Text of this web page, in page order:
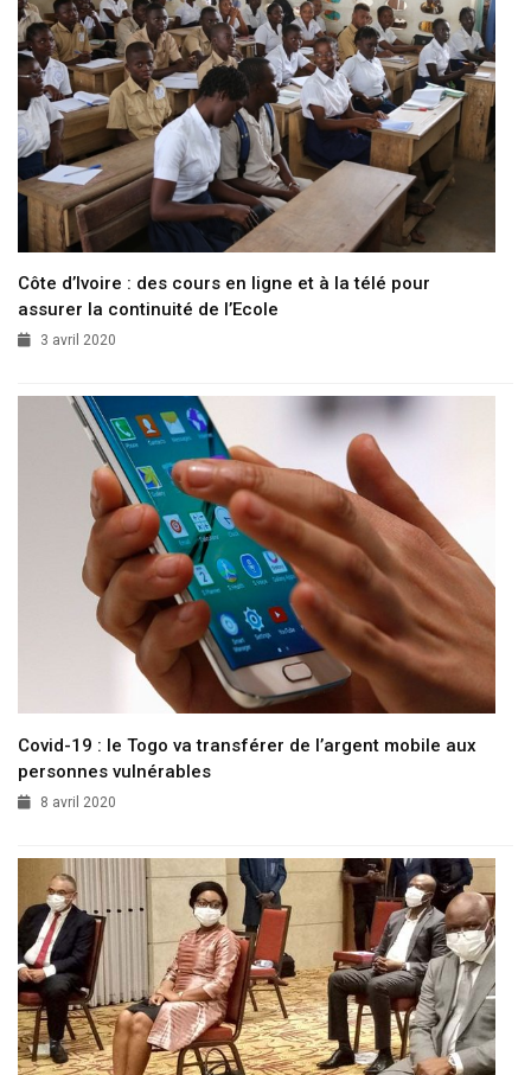
Côte d’Ivoire : des cours en ligne et à la télé pour
assurer la continuité de l’Ecole
3 avril 2020
Covid-19 : le Togo va transférer de l’argent mobile aux
personnes vulnérables
8 avril 2020